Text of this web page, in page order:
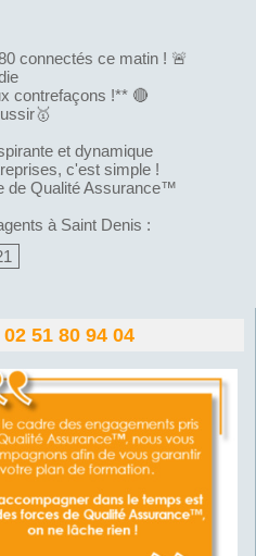
51 80 94 04
connectés ce matin ! 🚨
contrefaçons !** 🔴
et dynamique
c'est simple !
de Qualité Assurance™
à Saint Denis :